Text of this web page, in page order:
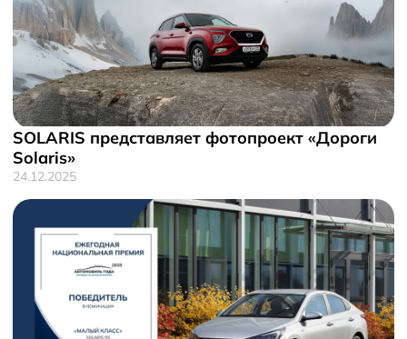
SOLARIS представляет фотопроект «Дороги
Solaris»
24.12.2025